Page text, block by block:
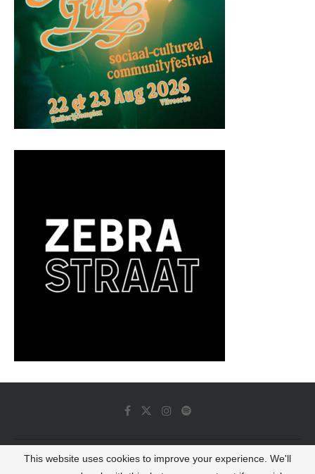
© 2022 - Luminous Dash All Rights Reserved
This website uses cookies to improve your experience. We'll